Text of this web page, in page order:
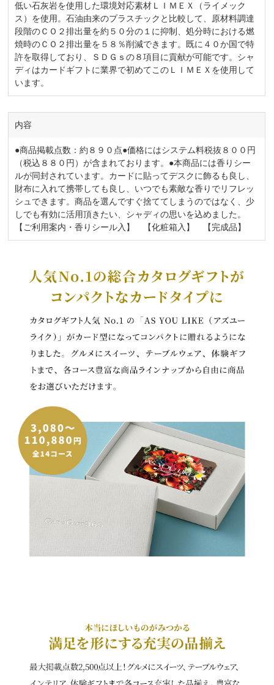
低い石灰岩を使用した環境対応素材ＬＩＭＥＸ（ライメック
ス）を使用。石油由来のプラスチックと比較して、原材料調達
段階のＣＯ２排出量を約５０分の１に抑制、処分時における燃
焼時のＣＯ２排出量を５８％削減できます。既に４０か国で特
許を取得しており、ＳＤＧｓの８項目に貢献が可能です。シャ
ディはカードギフトに業界で初めてこのＬＩＭＥＸを使用して
います。
内容
●商品掲載点数：約８９０点●価格にはシステム料税抜８００円
（税込８８０円）が含まれております。●本商品には香りシー
ルが同封されています。カードに貼ってデスクに飾るも良し、
財布に入れて携帯しても良し、いつでも素敵な香りでリフレッ
シュできます。商品を選んですぐ捨ててしまうのではなく、少
しでも有効に活用頂きたい、シャディの思いを込めました。
【ご利用案内・香りシール入】 【化粧箱入】 【完成品】